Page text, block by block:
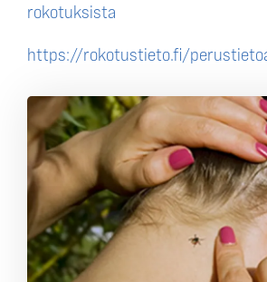
rokotuksista
https://rokotustieto.fi/